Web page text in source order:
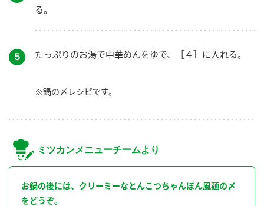
る。
５ たっぷりのお湯で中華めんをゆで、［４］に入れる。
※鍋の〆レシピです。
ミツカンメニューチームより
お鍋の後には、クリーミーなとんこつちゃんぽん風麺の〆
をどうぞ。